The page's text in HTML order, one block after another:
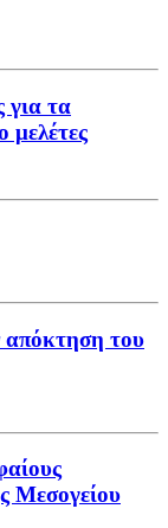
για τα
μελέτες
απόκτηση του
Μεσογείου